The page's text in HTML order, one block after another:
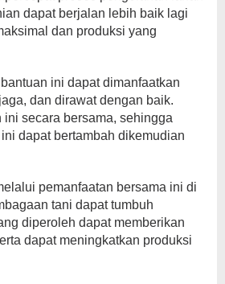
dapat berjalan lebih baik lagi
dan produksi yang
ini dapat dimanfaatkan
dan dirawat dengan baik.
ini secara bersama, sehingga
dapat bertambah dikemudian
pemanfaatan bersama ini di
tani dapat tumbuh
diperoleh dapat memberikan
dapat meningkatkan produksi